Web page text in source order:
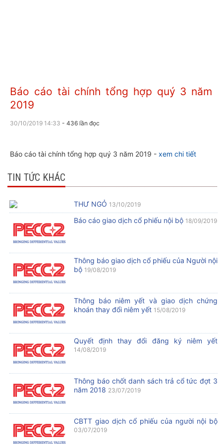
Báo cáo tài chính tổng hợp quý 3 năm
2019
30/10/2019 14:33 - 436 lần đọc
Báo cáo tài chính tổng hợp quý 3 năm 2019 - xem chi tiết
TIN TỨC KHÁC
THƯ NGỎ 13/10/2019
Báo cáo giao dịch cổ phiếu nội bộ 18/09/2019
Thông báo giao dịch cổ phiếu của Người nội
bộ 19/08/2019
Thông báo niêm yết và giao dịch chứng
khoán thay đổi niêm yết 15/08/2019
Quyết định thay đổi đăng ký niêm yết
14/08/2019
Thông báo chốt danh sách trả cổ tức đợt 3
năm 2018 23/07/2019
CBTT giao dịch cổ phiếu của người nội bộ
03/07/2019